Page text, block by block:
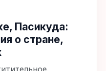
Пасикуда:
о стране,